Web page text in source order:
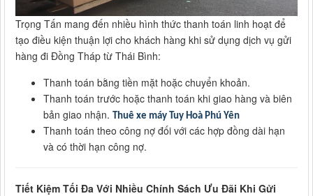
Trọng Tấn mang đến nhiều hình thức thanh toán linh hoạt để
tạo điều kiện thuận lợi cho khách hàng khi sử dụng dịch vụ gửi
hàng đi Đồng Tháp từ Thái Bình:
Thanh toán bằng tiền mặt hoặc chuyển khoản.
Thanh toán trước hoặc thanh toán khi giao hàng và biên
bản giao nhận. Thuê xe máy Tuy Hoà Phú Yên
Thanh toán theo công nợ đối với các hợp đồng dài hạn
và có thời hạn công nợ.
Tiết Kiệm Tối Đa Với Nhiều Chính Sách Ưu Đãi Khi Gửi